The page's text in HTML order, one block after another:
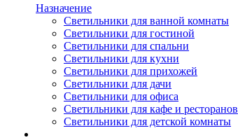
Назначение
Светильники для ванной комнаты
Светильники для гостиной
Светильники для спальни
Светильники для кухни
Светильники для прихожей
Светильники для дачи
Светильники для офиса
Светильники для кафе и ресторанов
Светильники для детской комнаты